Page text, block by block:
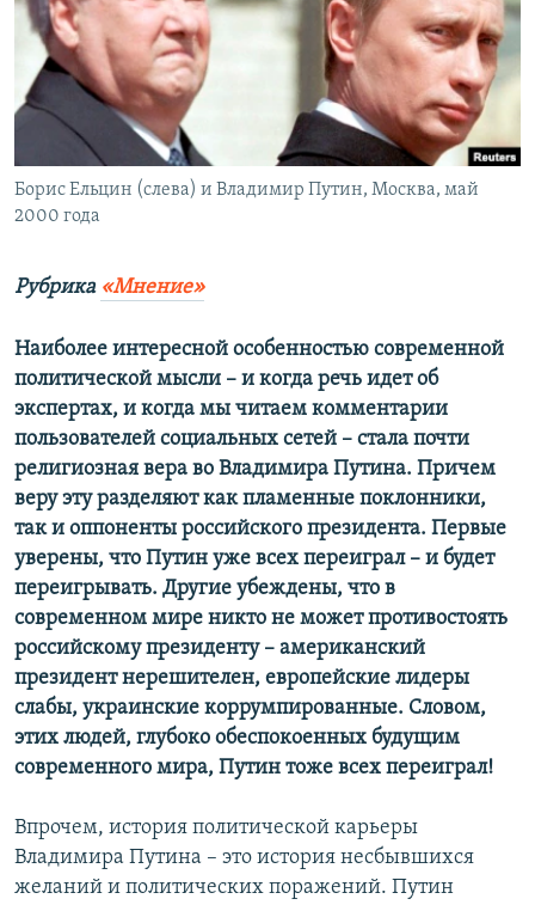
ПОБЕДИТЕЛЕЙ НЕ СУДЯТ?
КРЫМ.НЕПОКОРЕННЫЙ
ELIFBE
УКРАИНСКАЯ ПРОБЛЕМА КРЫМА
ПРИСОЕДИНЯЙТЕСЬ!
Все сайты RFE/RL
Борис Ельцин (слева) и Владимир Путин, Москва, май
2000 года
Рубрика «Мнение»
Наиболее интересной особенностью современной
политической мысли – и когда речь идет об
экспертах, и когда мы читаем комментарии
пользователей социальных сетей – стала почти
религиозная вера во Владимира Путина. Причем
веру эту разделяют как пламенные поклонники,
так и оппоненты российского президента. Первые
уверены, что Путин уже всех переиграл – и будет
переигрывать. Другие убеждены, что в
современном мире никто не может противостоять
российскому президенту – американский
президент нерешителен, европейские лидеры
слабы, украинские коррумпированные. Словом,
этих людей, глубоко обеспокоенных будущим
современного мира, Путин тоже всех переиграл!
Впрочем, история политической карьеры
Владимира Путина – это история несбывшихся
желаний и политических поражений. Путин